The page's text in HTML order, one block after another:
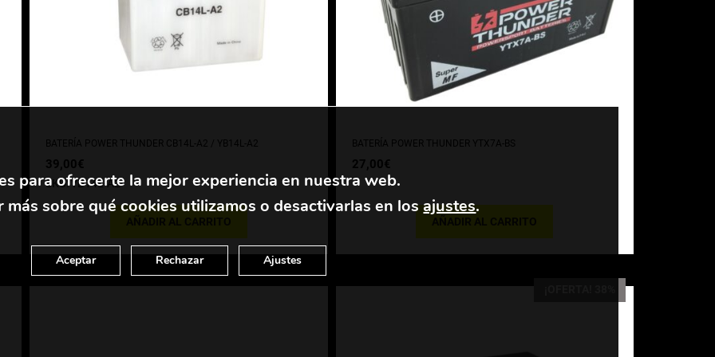
BATERÍA POWER THUNDER CB14L-A2 / YB14L-A2
39,00€
SKU: YB14L-A2
BATERÍA POWER THUNDER YTX7A-BS
27,00€
para ofrecerte la mejor experiencia en nuestra web.
más sobre qué cookies utilizamos o desactivarlas en losajustes.
Aceptar Rechazar Ajustes